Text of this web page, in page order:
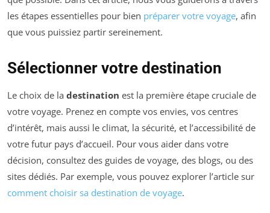
les étapes essentielles pour bien préparer votre voyage, afin
que vous puissiez partir sereinement.
Sélectionner votre destination
Le choix de la destination est la première étape cruciale de
votre voyage. Prenez en compte vos envies, vos centres
d’intérêt, mais aussi le climat, la sécurité, et l’accessibilité de
votre futur pays d’accueil. Pour vous aider dans votre
décision, consultez des guides de voyage, des blogs, ou des
sites dédiés. Par exemple, vous pouvez explorer l’article sur
comment choisir sa destination de voyage.